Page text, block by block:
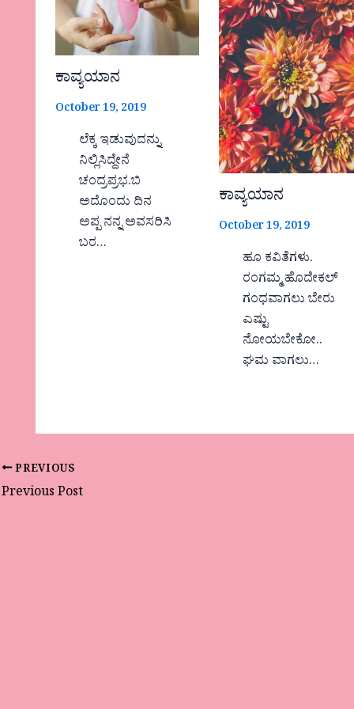
ಕಾವ್ಯಯಾನ
October 19, 2019
ಲೆಕ್ಕ ಇಡುವುದನ್ನು
ನಿಲ್ಲಿಸಿದ್ದೇನೆ
ಚಂದ್ರಪ್ರಭ.ಬಿ
ಅದೊಂದು ದಿನ
ಅಪ್ಪ ನನ್ನ ಅವಸರಿಸಿ
ಬರ…
ಕಾವ್ಯಯಾನ
October 19, 2019
ಹೂ ಕವಿತೆಗಳು.
ರಂಗಮ್ಮ ಹೊದೇಕಲ್
ಗಂಧವಾಗಲು ಬೇರು
ಎಷ್ಟು
ನೋಯಬೇಕೋ..
ಘಮ ವಾಗಲು…
PREVIOUS
Previous Post